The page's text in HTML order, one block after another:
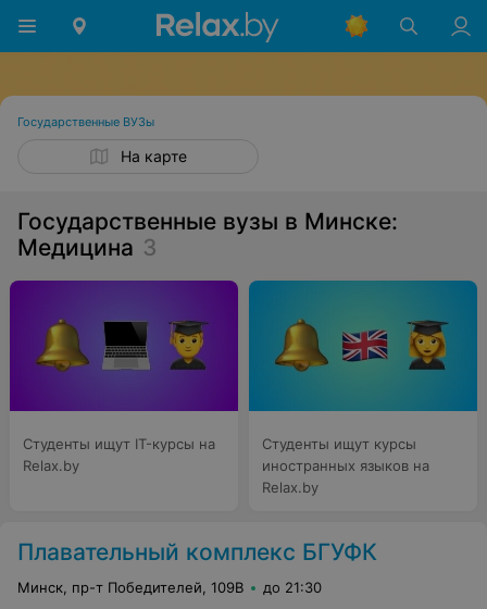
Государственные ВУЗы
На карте
Государственные вузы в Минске:
Медицина 3
Студенты ищут IT-курсы на
Relax.by
Студенты ищут курсы
иностранных языков на
Relax.by
Плавательный комплекс БГУФК
Минск, пр-т Победителей, 109В до 21:30